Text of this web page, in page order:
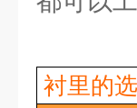
衬里的